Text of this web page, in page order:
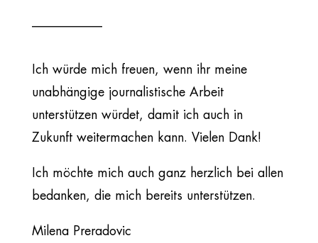
Ich würde mich freuen, wenn ihr meine
unabhängige journalistische Arbeit
unterstützen würdet, damit ich auch in
Zukunft weitermachen kann. Vielen Dank!
Ich möchte mich auch ganz herzlich bei allen
bedanken, die mich bereits unterstützen.
Milena Preradovic